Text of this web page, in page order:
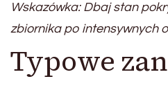
Wskazówka: Dbaj stan
zbiornika po intensywnych
Typowe